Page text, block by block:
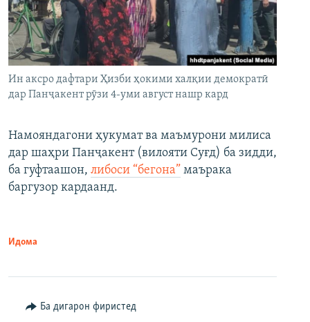
Ин аксро дафтари Ҳизби ҳокими халқии демократӣ
дар Панҷакент рӯзи 4-уми август нашр кард
Намояндагони ҳукумат ва маъмурони милиса
дар шаҳри Панҷакент (вилояти Суғд) ба зидди,
ба гуфтаашон, либоси “бегона” маърака
баргузор кардаанд.
Идома
Ба дигарон фиристед